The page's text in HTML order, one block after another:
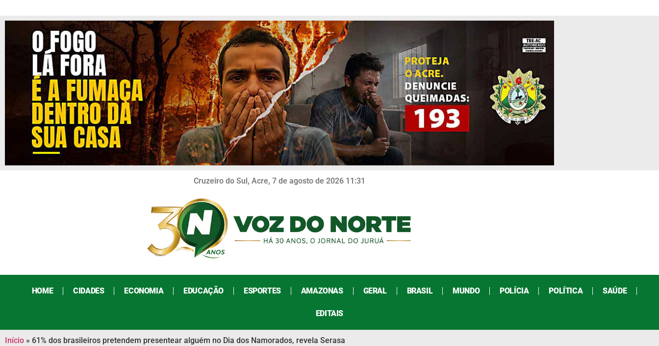
Cruzeiro do Sul, Acre, 7 de agosto de 2026 11:31
HOME CIDADES ECONOMIA EDUCAÇÃO ESPORTES AMAZONAS GERAL BRASIL MUNDO POLÍCIA POLÍTICA SAÚDE
EDITAIS
Início » 61% dos brasileiros pretendem presentear alguém no Dia dos Namorados, revela Serasa